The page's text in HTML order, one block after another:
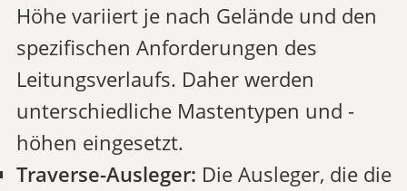
Höhe variiert je nach Gelände und den
spezifischen Anforderungen des
Leitungsverlaufs. Daher werden
unterschiedliche Mastentypen und -
höhen eingesetzt.
Traverse-Ausleger: Die Ausleger, die die